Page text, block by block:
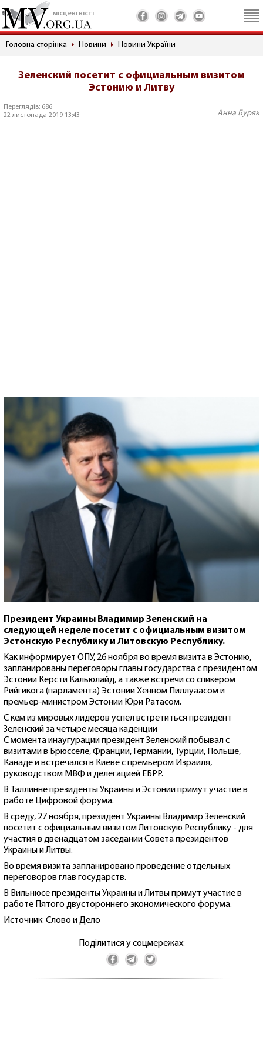
місцеві вісті
Головна сторінка Новини Новини України
Зеленский посетит с официальным визитом
Эстонию и Литву
Переглядів: 686
22 листопада 2019 13:43
Анна Буряк
Президент Украины Владимир Зеленский на
следующей неделе посетит с официальным визитом
Эстонскую Республику и Литовскую Республику.
Как информирует ОПУ, 26 ноября во время визита в Эстонию,
запланированы переговоры главы государства с президентом
Эстонии Керсти Кальюлайд, а также встречи со спикером
Рийгикога (парламента) Эстонии Хенном Пиллуаасом и
премьер-министром Эстонии Юри Ратасом.
С кем из мировых лидеров успел встретиться президент
Зеленский за четыре месяца каденции
С момента инаугурации президент Зеленский побывал с
визитами в Брюсселе, Франции, Германии, Турции, Польше,
Канаде и встречался в Киеве с премьером Израиля,
руководством МВФ и делегацией ЕБРР.
В Таллинне президенты Украины и Эстонии примут участие в
работе Цифровой форума.
В среду, 27 ноября, президент Украины Владимир Зеленский
посетит с официальным визитом Литовскую Республику - для
участия в двенадцатом заседании Совета президентов
Украины и Литвы.
Во время визита запланировано проведение отдельных
переговоров глав государств.
В Вильнюсе президенты Украины и Литвы примут участие в
работе Пятого двустороннего экономического форума.
Источник: Слово и Дело
Поділитися у соцмережах: